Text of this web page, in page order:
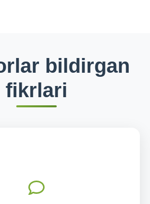
bildirgan
fikrlari